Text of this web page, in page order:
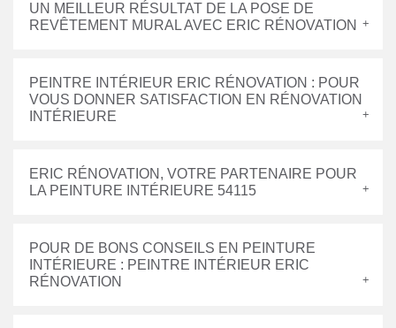
UN MEILLEUR RÉSULTAT DE LA POSE DE
REVÊTEMENT MURAL AVEC ERIC RÉNOVATION
PEINTRE INTÉRIEUR ERIC RÉNOVATION : POUR
VOUS DONNER SATISFACTION EN RÉNOVATION
INTÉRIEURE
ERIC RÉNOVATION, VOTRE PARTENAIRE POUR
LA PEINTURE INTÉRIEURE 54115
POUR DE BONS CONSEILS EN PEINTURE
INTÉRIEURE : PEINTRE INTÉRIEUR ERIC
RÉNOVATION